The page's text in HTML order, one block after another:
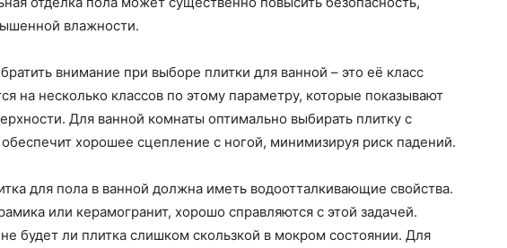
влажности.
внимание при выборе плитки для ванной – это её класс
на несколько классов по этому параметру, которые показывают
Для ванной комнаты оптимально выбирать плитку с
хорошее сцепление с ногой, минимизируя риск падений.
для пола в ванной должна иметь водоотталкивающие свойства.
или керамогранит, хорошо справляются с этой задачей.
будет ли плитка слишком скользкой в мокром состоянии. Для